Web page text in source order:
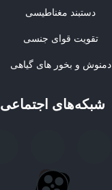
دستبند مغناطیسی
تقویت قوای جنسی
دمنوش و بخور های گیاهی
شبکه‌های اجتماعی